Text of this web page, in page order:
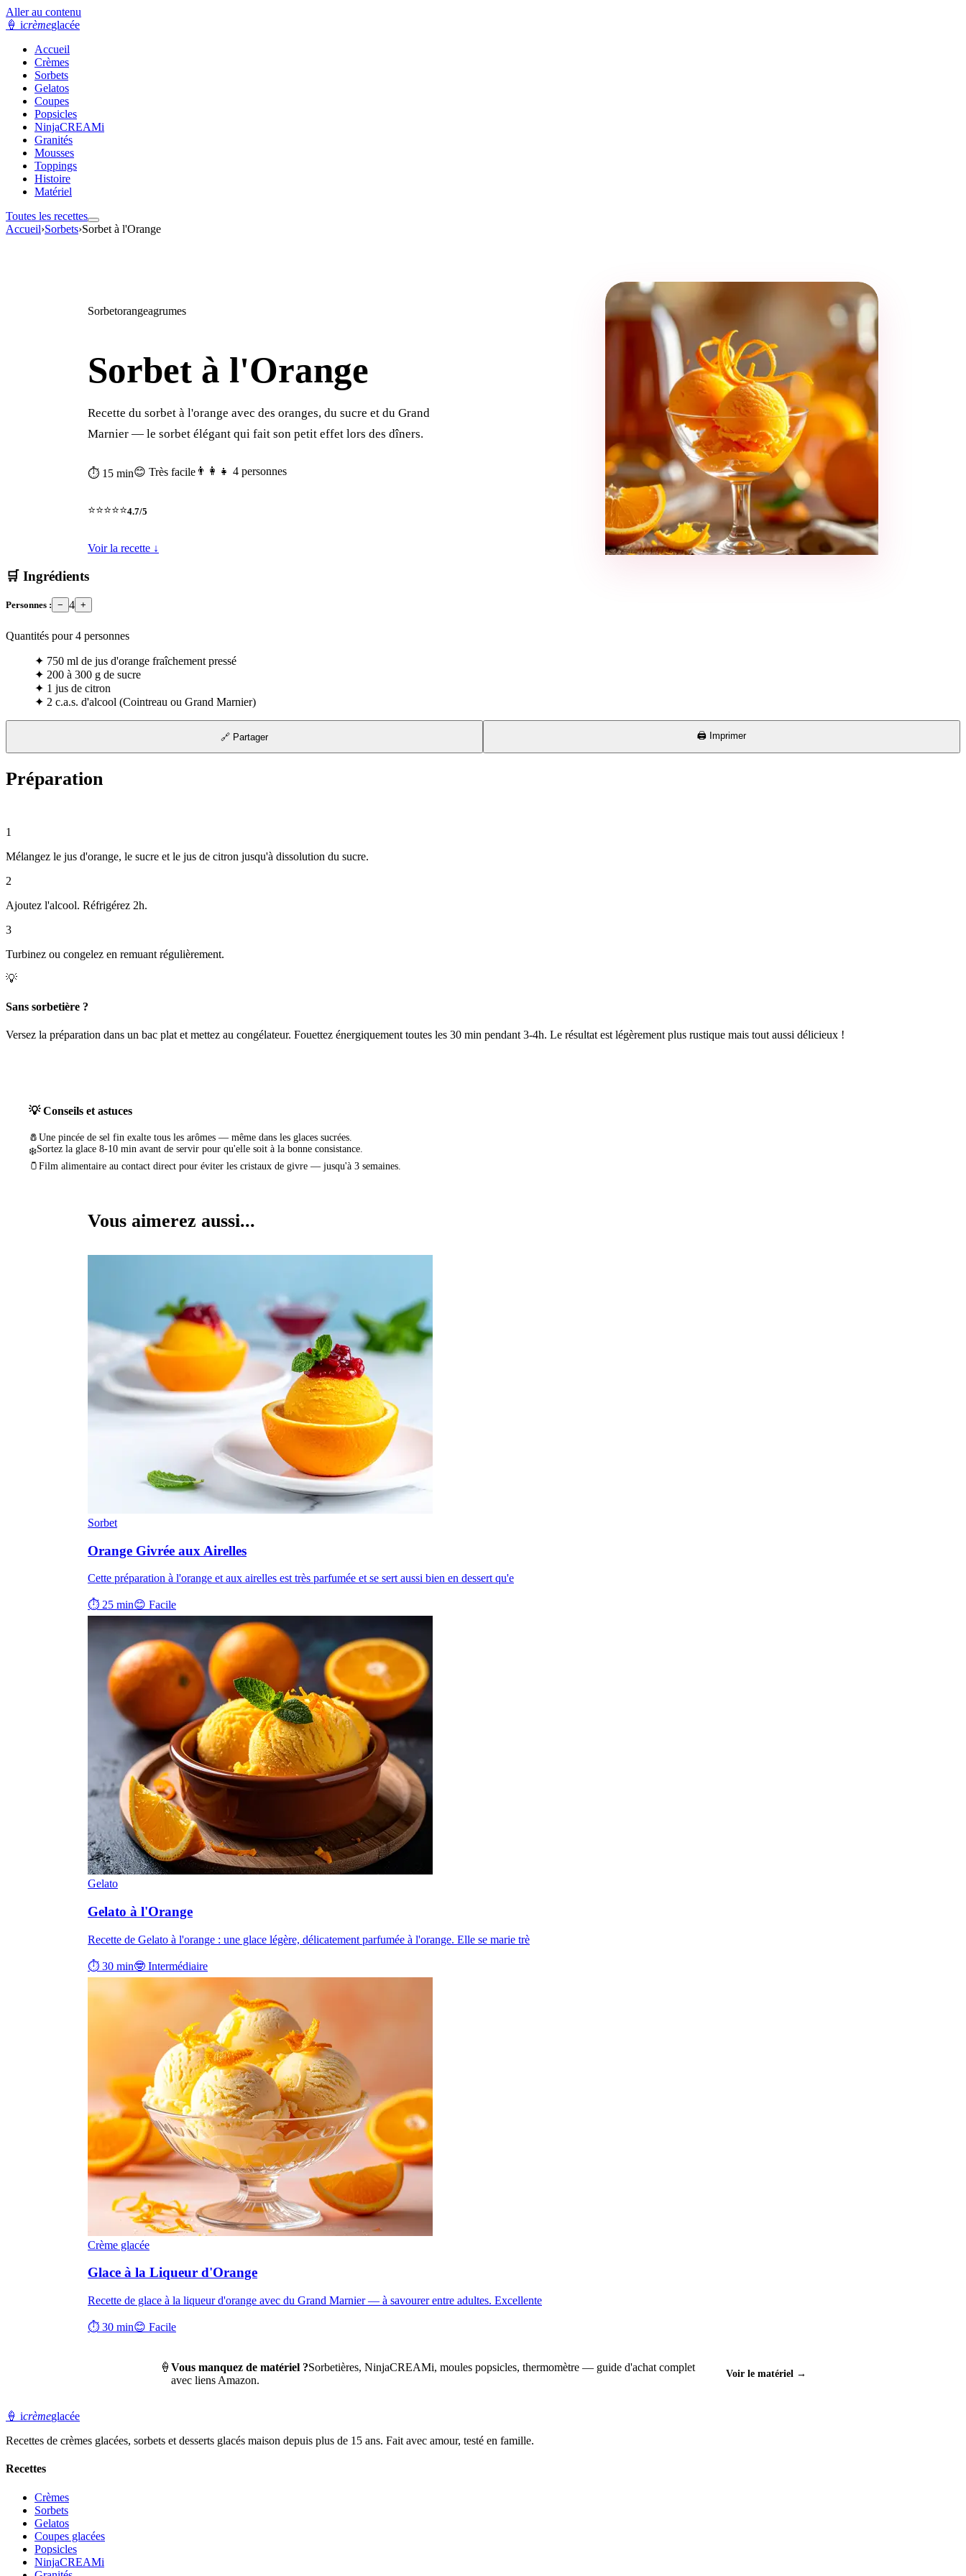
Aller au contenu
🍦 icrèmeglacée
Accueil
Crèmes
Sorbets
Gelatos
Coupes
Popsicles
NinjaCREAMi
Granités
Mousses
Toppings
Histoire
Matériel
Toutes les recettes
Accueil›Sorbets›Sorbet à l'Orange
Sorbetorangeagrumes
Sorbet à l'Orange
Recette du sorbet à l'orange avec des oranges, du sucre et du Grand
Marnier — le sorbet élégant qui fait son petit effet lors des dîners.
⏱ 15 min😊 Très facile 👨‍👩‍👧 4 personnes
⭐⭐⭐⭐⭐4.7/5
Voir la recette ↓
🛒 Ingrédients
Personnes : − 4 +
Quantités pour4 personnes
✦ 750 ml de jus d'orange fraîchement pressé
✦ 200 à 300 g de sucre
✦ 1 jus de citron
✦ 2 c.a.s. d'alcool (Cointreau ou Grand Marnier)
🔗 Partager 🖨️ Imprimer
Préparation
1
Mélangez le jus d'orange, le sucre et le jus de citron jusqu'à dissolution du sucre.
2
Ajoutez l'alcool. Réfrigérez 2h.
3
Turbinez ou congelez en remuant régulièrement.
💡
Sans sorbetière ?
Versez la préparation dans un bac plat et mettez au congélateur. Fouettez énergiquement toutes les 30 min pendant 3-4h. Le résultat est légèrement plus rustique mais tout aussi délicieux !
💡 Conseils et astuces
🧂 Une pincée de sel fin exalte tous les arômes — même dans les glaces sucrées.
❄️Sortez la glace 8-10 min avant de servir pour qu'elle soit à la bonne consistance.
🫙 Film alimentaire au contact direct pour éviter les cristaux de givre — jusqu'à 3 semaines.
Vous aimerez aussi...
Sorbet
Orange Givrée aux Airelles
Cette préparation à l'orange et aux airelles est très parfumée et se sert aussi bien en dessert qu'e
⏱ 25 min😊 Facile
Gelato
Gelato à l'Orange
Recette de Gelato à l'orange : une glace légère, délicatement parfumée à l'orange. Elle se marie trè
⏱ 30 min🤓 Intermédiaire
Crème glacée
Glace à la Liqueur d'Orange
Recette de glace à la liqueur d'orange avec du Grand Marnier — à savourer entre adultes. Excellente
⏱ 30 min😊 Facile
🍦 Vous manquez de matériel ?Sorbetières, NinjaCREAMi, moules popsicles, thermomètre — guide d'achat complet
avec liens Amazon.
Voir le matériel →
🍦 icrèmeglacée
Recettes de crèmes glacées, sorbets et desserts glacés maison depuis plus de 15 ans. Fait avec amour, testé en famille.
Recettes
Crèmes
Sorbets
Gelatos
Coupes glacées
Popsicles
NinjaCREAMi